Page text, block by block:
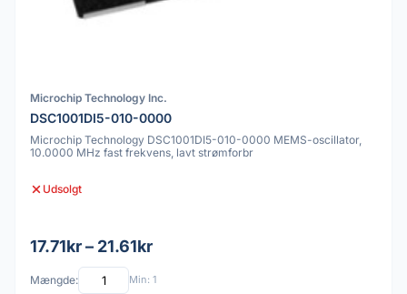
Microchip Technology Inc.
DSC1001DI5-010-0000
Microchip Technology DSC1001DI5-010-0000 MEMS-oscillator,
10.0000 MHz fast frekvens, lavt strømforbr
Udsolgt
17.71kr – 21.61kr
Mængde: Min: 1